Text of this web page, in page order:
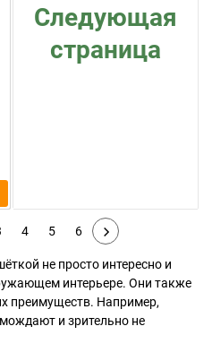
Следующая
страница
4 5 6
не просто интересно и
интерьере. Они также
преимуществ. Например,
и зрительно не